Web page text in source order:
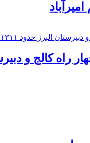
كالج و دبيرستان